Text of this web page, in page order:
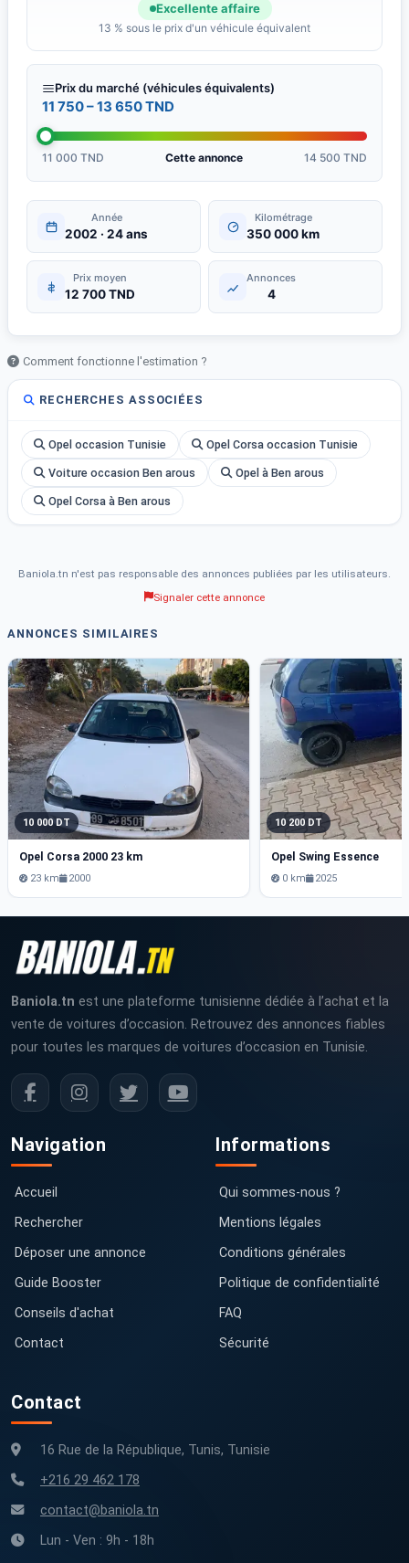
Excellente affaire
13 % sous le prix d'un véhicule équivalent
Prix du marché (véhicules équivalents)
11 750 – 13 650 TND
11 000 TND Cette annonce 14 500 TND
Année
2002 · 24 ans
Kilométrage
350 000 km
Prix moyen
12 700 TND
Annonces
4
Comment fonctionne l'estimation ?
RECHERCHES ASSOCIÉES
Opel occasion Tunisie Opel Corsa occasion Tunisie
Voiture occasion Ben arous Opel à Ben arous
Opel Corsa à Ben arous
Baniola.tn n'est pas responsable des annonces publiées par les utilisateurs.
Signaler cette annonce
ANNONCES SIMILAIRES
10 000 DT
Opel Corsa 2000 23 km
23 km 2000
10 200 DT
Opel Swing Essence
0 km 2025
Baniola.tn est une plateforme tunisienne dédiée à l’achat et la
vente de voitures d’occasion. Retrouvez des annonces fiables
pour toutes les marques de voitures d’occasion en Tunisie.
Navigation
Accueil
Rechercher
Déposer une annonce
Guide Booster
Conseils d'achat
Contact
Informations
Qui sommes-nous ?
Mentions légales
Conditions générales
Politique de confidentialité
FAQ
Sécurité
Contact
16 Rue de la République, Tunis, Tunisie
+216 29 462 178
contact@baniola.tn
Lun - Ven : 9h - 18h